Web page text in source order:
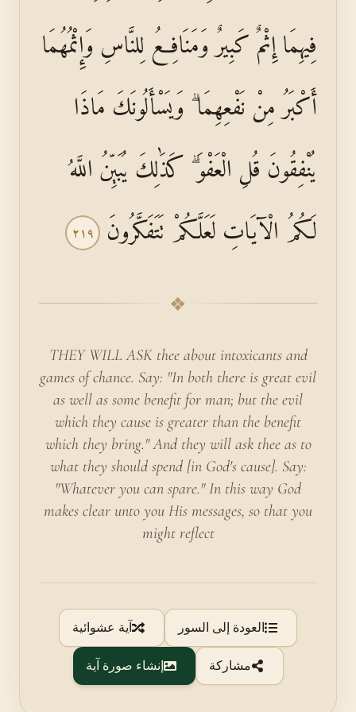
فِيهِمَا إِثْمٌ كَبِيرٌ وَمَنَافِعُ لِلنَّاسِ وَإِثْمُهُمَا
أَكْبَرُ مِنْ نَفْعِهِمَا ۗ وَيَسْأَلُونَكَ مَاذَا
يُنْفِقُونَ قُلِ الْعَفْوَ ۗ كَذَٰلِكَ يُبَيِّنُ اللَّهُ
لَكُمُ الْآيَاتِ لَعَلَّكُمْ تَتَفَكَّرُونَ ٢١٩
❖
THEY WILL ASK thee about intoxicants and
games of chance. Say: "In both there is great evil
as well as some benefit for man; but the evil
which they cause is greater than the benefit
which they bring." And they will ask thee as to
what they should spend [in God's cause]. Say:
"Whatever you can spare." In this way God
makes clear unto you His messages, so that you
might reflect
العودة إلى السور آية عشوائية
مشاركة إنشاء صورة آية